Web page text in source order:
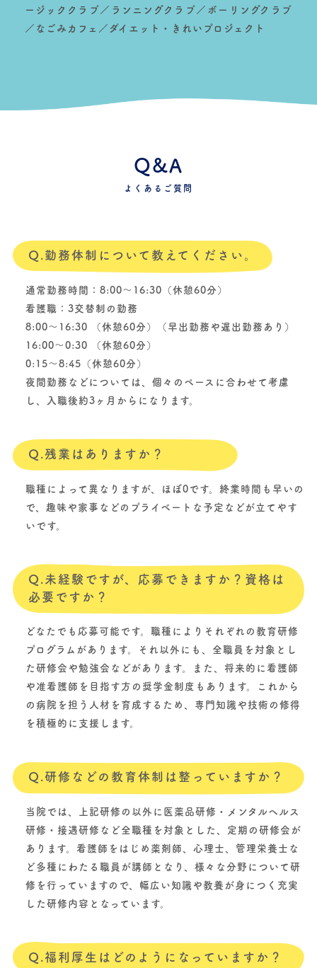
ージッククラブ／ランニングクラブ／ボーリングクラブ
／なごみカフェ／ダイエット・きれいプロジェクト
Q&A
よくあるご質問
Q.勤務体制について教えてください。
通常勤務時間：8:00〜16:30（休憩60分）
看護職：3交替制の勤務
8:00～16:30 （休憩60分）（早出勤務や遅出勤務あり）
16:00～0:30 （休憩60分）
0:15～8:45（休憩60分）
夜間勤務などについては、個々のペースに合わせて考慮
し、入職後約3ヶ月からになります。
Q.残業はありますか？
職種によって異なりますが、ほぼ0です。終業時間も早いの
で、趣味や家事などのプライベートな予定などが立てやす
いです。
Q.未経験ですが、応募できますか？資格は
必要ですか？
どなたでも応募可能です。職種によりそれぞれの教育研修
プログラムがあります。それ以外にも、全職員を対象とし
た研修会や勉強会などがあります。また、将来的に看護師
や准看護師を目指す方の奨学金制度もあります。これから
の病院を担う人材を育成するため、専門知識や技術の修得
を積極的に支援します。
Q.研修などの教育体制は整っていますか？
当院では、上記研修の以外に医薬品研修・メンタルヘルス
研修・接遇研修など全職種を対象とした、定期の研修会が
あります。看護師をはじめ薬剤師、心理士、管理栄養士な
ど多種にわたる職員が講師となり、様々な分野について研
修を行っていますので、幅広い知識や教養が身につく充実
した研修内容となっています。
Q.福利厚生はどのようになっていますか？